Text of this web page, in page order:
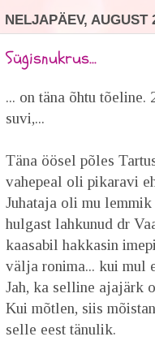
NELJAPÄEV, AUGUST
Sügisnukrus...
... on täna õhtu
suvi,...
Täna öösel põles
vahepeal oli pikaravi
Juhataja oli mu
hulgast lahkunud dr
kaasabil hakkasin
välja ronima... kui mul
Jah, ka selline ajajärk
Kui mõtlen, siis
selle eest tänulik.